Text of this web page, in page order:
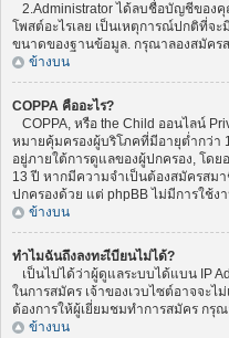
2.Administrator ได้ลบชื่อบัญชีของ
โพสต์อะไรเลย เป็นเหตุการณ์ปกติที่จะ
ขนาดของฐานข้อมูล. กรุณาลองสมัคร
ข้างบน
COPPA คืออะไร?
COPPA, หรือ the Child ออนไลน์
หมายคุ้มครองผู้บริโภคที่มีอายุต่ำกว่า
อยู่ภายใต้การดูแลของผู้ปกครอง, โด
13 ปี หากมีความจำเป็นต้องสมัครสม
ปกครองด้วย แต่ phpBB ไม่มีการใช้ง
ข้างบน
ทำไมฉันถึงลงทะเีบียนไม่ได้?
เป็นไปได้ว่าผู้ดูแลระบบได้แบน IP
ในการสมัคร เจ้าของเวบไซต์อาจจะไ
ต้องการให้ผู้เยี่ยมชมทำการสมัคร ก
ข้างบน